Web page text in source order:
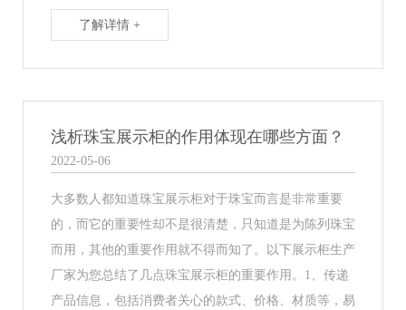
了解详情 +
浅析珠宝展示柜的作用体现在哪些方面？
2022-05-06
大多数人都知道珠宝展示柜对于珠宝而言是非常重要
的，而它的重要性却不是很清楚，只知道是为陈列珠宝
而用，其他的重要作用就不得而知了。以下展示柜生产
厂家为您总结了几点珠宝展示柜的重要作用。1、传递
产品信息，包括消费者关心的款式、价格、材质等，易